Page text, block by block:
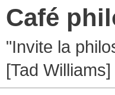
Café
"Invite la
[Tad Williams]